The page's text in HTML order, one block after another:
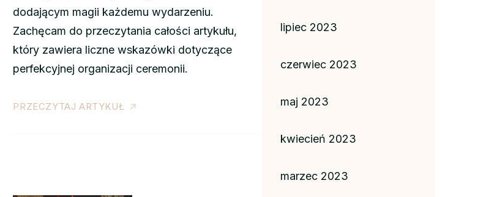
dodającym magii każdemu wydarzeniu.
Zachęcam do przeczytania całości artykułu,
który zawiera liczne wskazówki dotyczące
perfekcyjnej organizacji ceremonii.
PRZECZYTAJ ARTYKUŁ
lipiec 2023
czerwiec 2023
maj 2023
kwiecień 2023
marzec 2023